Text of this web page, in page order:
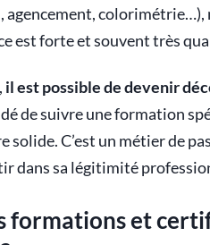
agencement, colorimétrie…),
est forte et souvent très
il est possible de devenir
de suivre une formation
solide. C’est un métier de
dans sa légitimité
formations et